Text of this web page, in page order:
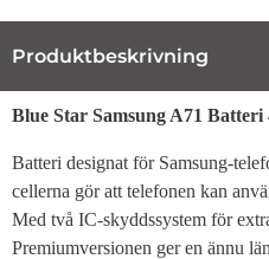
Produktbeskrivning
Blue Star Samsung A71
Batteri designat för Samsung-
cellerna gör att telefonen kan
Med två IC-skyddssystem för
Premiumversionen ger en ännu